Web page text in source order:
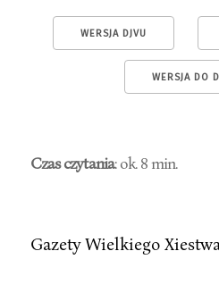
WERSJA DJVU
WERSJA DO
Czas czytania: ok. 8 min.
Gazety Wielkiego Xiestwa